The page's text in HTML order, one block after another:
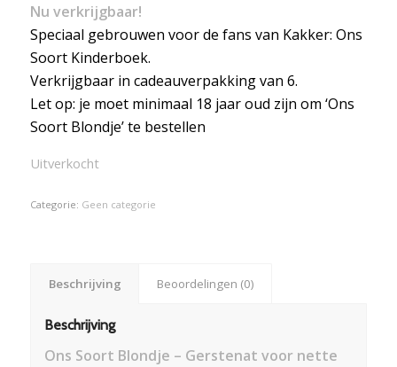
Nu verkrijgbaar!
Speciaal gebrouwen voor de fans van Kakker: Ons
Soort Kinderboek.
Verkrijgbaar in cadeauverpakking van 6.
Let op: je moet minimaal 18 jaar oud zijn om ‘Ons
Soort Blondje’ te bestellen
Uitverkocht
Categorie: Geen categorie
Beschrijving Beoordelingen (0)
Beschrijving
Ons Soort Blondje – Gerstenat voor nette